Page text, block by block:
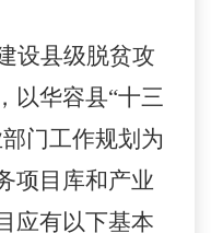
设县级脱贫攻
以华容县“十三
门工作规划为
项目库和产业
应有以下基本